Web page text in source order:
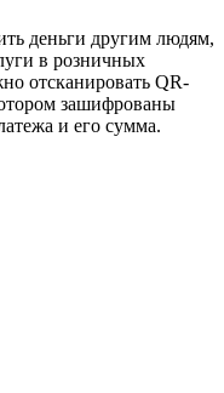
деньги другим людям,
в розничных
отсканировать QR-
зашифрованы
и его сумма.